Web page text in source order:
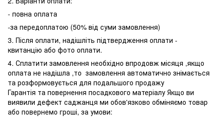
- повна оплата
-за передоплатою (50% від суми замовлення)
3. Після оплати, надішліть підтвердження оплати -
квитанцію або фото оплати.
4. Сплатити замовлення необхідно впродовж місяця ,якщо
оплата не надішла ,то замовлення автоматично знімається
та розформовується для подальшого продажу
Гарантія та повернення посадкового матеріалу Якщо ви
виявили дефект саджанця ми обов'язково обміняємо товар
або повернемо гроші, за умови: